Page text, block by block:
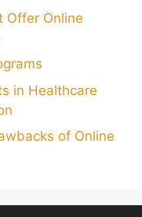
Offer Online
in Healthcare
of Online